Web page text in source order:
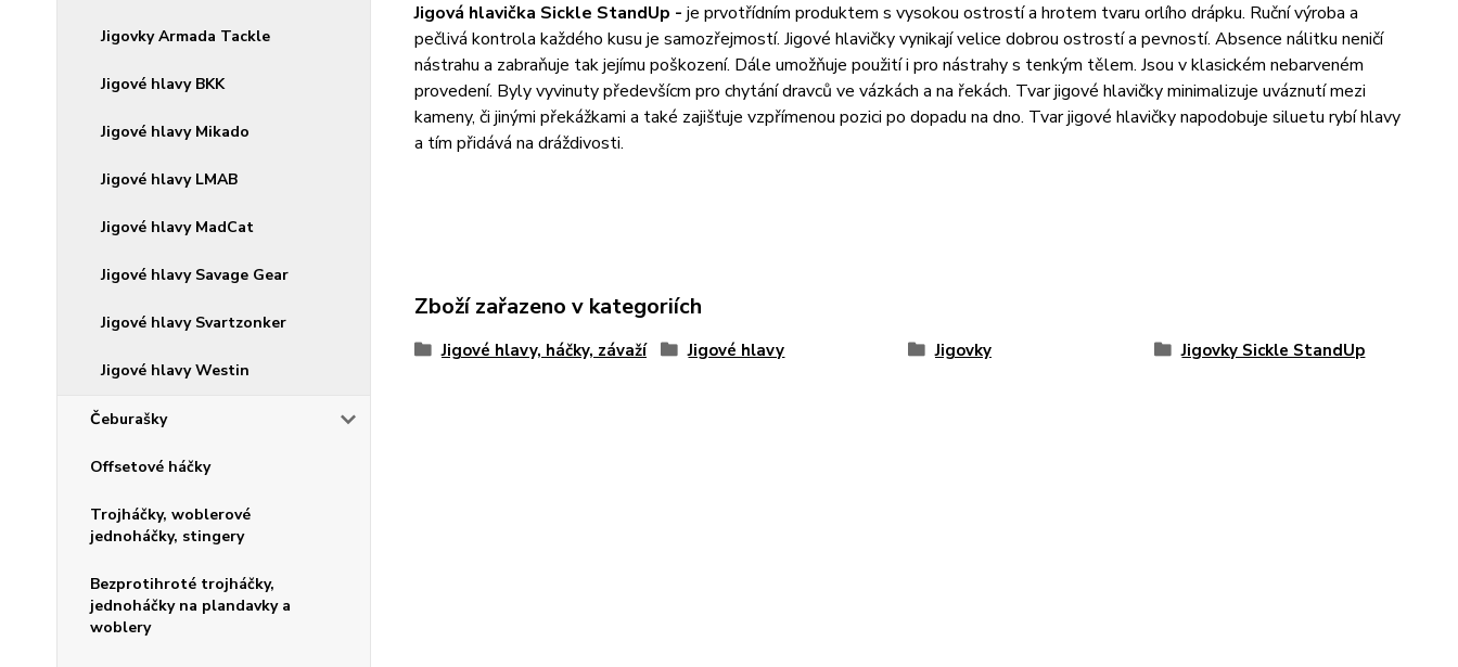
Jigovky Armada Tackle
Jigové hlavy BKK
Jigové hlavy Mikado
Jigové hlavy LMAB
Jigové hlavy MadCat
Jigové hlavy Savage Gear
Jigové hlavy Svartzonker
Jigové hlavy Westin
Čeburašky
Offsetové háčky
Trojháčky, woblerové
jednoháčky, stingery
Bezprotihroté trojháčky,
jednoháčky na plandavky a
woblery
Jigová hlavička Sickle StandUp - je prvotřídním produktem s vysokou ostrostí a hrotem tvaru orlího drápku. Ruční výroba a
pečlivá kontrola každého kusu je samozřejmostí. Jigové hlavičky vynikají velice dobrou ostrostí a pevností. Absence nálitku neničí
nástrahu a zabraňuje tak jejímu poškození. Dále umožňuje použití i pro nástrahy s tenkým tělem. Jsou v klasickém nebarveném
provedení. Byly vyvinuty předevšícm pro chytání dravců ve vázkách a na řekách. Tvar jigové hlavičky minimalizuje uváznutí mezi
kameny, či jinými překážkami a také zajišťuje vzpřímenou pozici po dopadu na dno. Tvar jigové hlavičky napodobuje siluetu rybí hlavy
a tím přidává na dráždivosti.
Zboží zařazeno v kategoriích
Jigové hlavy, háčky, závaží Jigové hlavy Jigovky Jigovky Sickle StandUp